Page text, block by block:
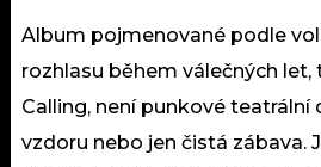
Album pojmenované podle
rozhlasu během válečných let,
Calling, není punkové teatrální
vzdoru nebo jen čistá zábava.